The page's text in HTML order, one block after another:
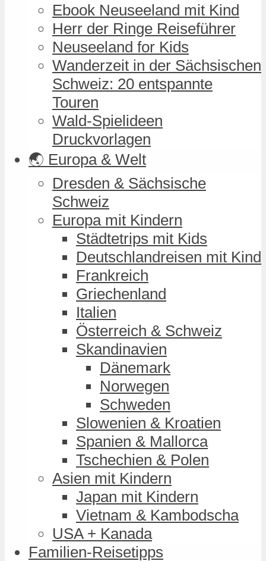
Ebook Neuseeland mit Kind
Herr der Ringe Reiseführer
Neuseeland for Kids
Wanderzeit in der Sächsischen
Schweiz: 20 entspannte
Touren
Wald-Spielideen
Druckvorlagen
🌏 Europa & Welt
Dresden & Sächsische
Schweiz
Europa mit Kindern
Städtetrips mit Kids
Deutschlandreisen mit Kind
Frankreich
Griechenland
Italien
Österreich & Schweiz
Skandinavien
Dänemark
Norwegen
Schweden
Slowenien & Kroatien
Spanien & Mallorca
Tschechien & Polen
Asien mit Kindern
Japan mit Kindern
Vietnam & Kambodscha
USA + Kanada
Familien-Reisetipps